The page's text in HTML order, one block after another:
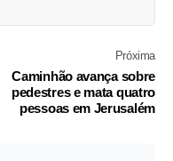
Próxima
Caminhão avança sobre
pedestres e mata quatro
pessoas em Jerusalém